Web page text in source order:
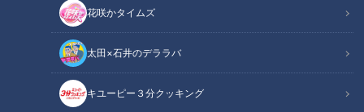
花咲かタイムズ
太田×石井のデララバ
キユーピー３分クッキング